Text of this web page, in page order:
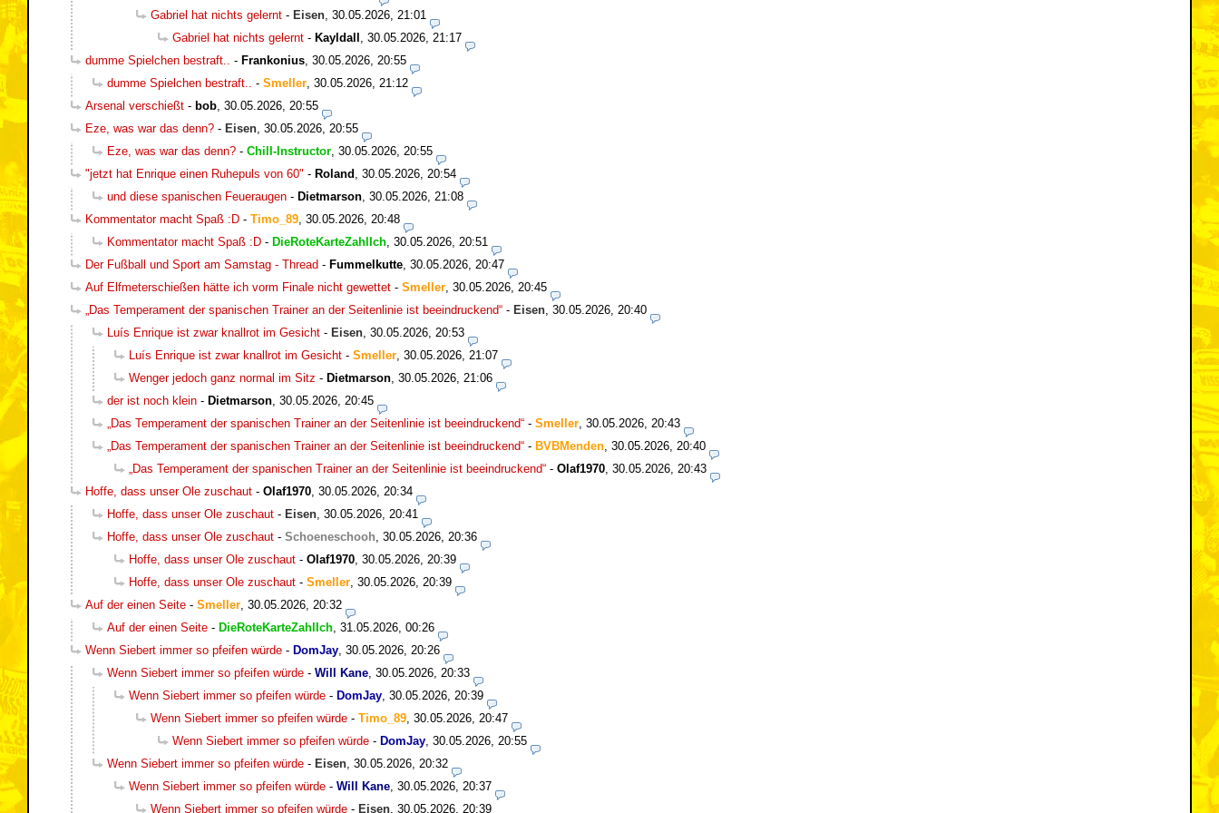
Gabriel hat nichts gelernt - Eisen 30.05.2026, 21:01
Gabriel hat nichts gelernt - Kayldall
30.05.2026, 21:17
dumme Spielchen bestraft..
- Frankonius 30.05.2026, 20:55
dumme Spielchen bestraft..
- Smeller 30.05.2026, 21:12
Arsenal verschießt - bob 30.05.2026, 20:55
Eze, was war das denn? - Eisen 30.05.2026, 20:55
Eze, was war das denn? - Chill-Instructor 30.05.2026, 20:55
"jetzt hat Enrique einen Ruhepuls von 60" - Roland
30.05.2026, 20:54
und diese spanischen Feueraugen - Dietmarson 30.05.2026, 21:08
Kommentator macht Spaß :D - Timo_89 30.05.2026, 20:48
Kommentator macht Spaß :D - DieRoteKarteZahlIch 30.05.2026, 20:51
Der Fußball und Sport am Samstag - Thread - Fummelkutte 30.05.2026, 20:47
Auf Elfmeterschießen hätte ich vorm Finale nicht gewettet - Smeller 30.05.2026, 20:45
„Das Temperament der spanischen Trainer an der Seitenlinie ist beeindruckend“ - Eisen 30.05.2026, 20:40
Luís Enrique ist zwar knallrot im Gesicht - Eisen 30.05.2026, 20:53
Luís Enrique ist zwar knallrot im Gesicht - Smeller 30.05.2026, 21:07
Wenger jedoch ganz normal im Sitz - Dietmarson 30.05.2026, 21:06
der ist noch klein - Dietmarson 30.05.2026, 20:45
„Das Temperament der spanischen Trainer an der Seitenlinie ist beeindruckend“ - Smeller 30.05.2026, 20:43
„Das Temperament der spanischen Trainer an der Seitenlinie ist beeindruckend“ - BVBMenden 30.05.2026, 20:40
„Das Temperament der spanischen Trainer an der Seitenlinie ist beeindruckend“ - Olaf1970 30.05.2026, 20:43
Hoffe, dass unser Ole zuschaut - Olaf1970 30.05.2026, 20:34
Hoffe, dass unser Ole zuschaut - Eisen 30.05.2026, 20:41
Hoffe, dass unser Ole zuschaut - Schoeneschooh 30.05.2026, 20:36
Hoffe, dass unser Ole zuschaut - Olaf1970 30.05.2026, 20:39
Hoffe, dass unser Ole zuschaut - Smeller 30.05.2026, 20:39
Auf der einen Seite - Smeller 30.05.2026, 20:32
Auf der einen Seite - DieRoteKarteZahlIch 31.05.2026, 00:26
Wenn Siebert immer so pfeifen würde - DomJay 30.05.2026, 20:26
Wenn Siebert immer so pfeifen würde - Will Kane 30.05.2026, 20:33
Wenn Siebert immer so pfeifen würde - DomJay 30.05.2026, 20:39
Wenn Siebert immer so pfeifen würde - Timo_89 30.05.2026, 20:47
Wenn Siebert immer so pfeifen würde - DomJay 30.05.2026, 20:55
Wenn Siebert immer so pfeifen würde - Eisen 30.05.2026, 20:32
Wenn Siebert immer so pfeifen würde - Will Kane 30.05.2026, 20:37
Wenn Siebert immer so pfeifen würde - Eisen 30.05.2026, 20:39